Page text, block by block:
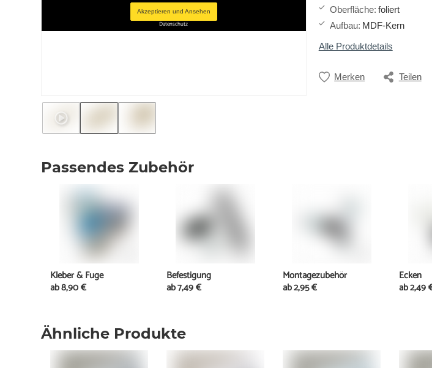
Akzeptieren und Ansehen
Datenschutz
Oberfläche: foliert
Aufbau: MDF-Kern
Alle Produktdetails
Merken Teilen
Ähnliche Produkte
Passendes Zubehör
Kleber & Fuge
ab8,90 €
Befestigung
ab7,49 €
Montagezubehör
ab2,95 €
Ecken
ab2,49